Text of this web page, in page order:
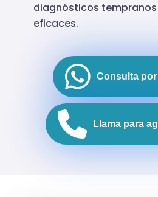
diagnósticos
eficaces.
Consulta
Llama para